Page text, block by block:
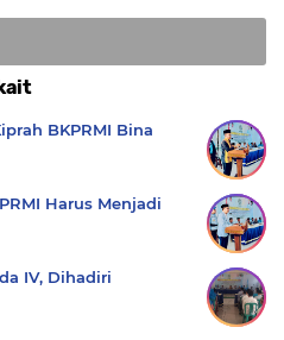
BKPRMI Bina
Harus Menjadi
IV, Dihadiri